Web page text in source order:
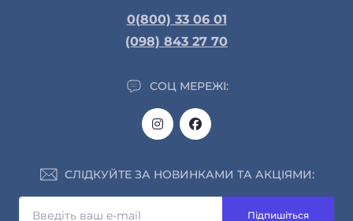
0(800) 33 06 01
(098) 843 27 70
СОЦ МЕРЕЖІ:
СЛІДКУЙТЕ ЗА НОВИНКАМИ ТА АКЦІЯМИ:
Підпишіться